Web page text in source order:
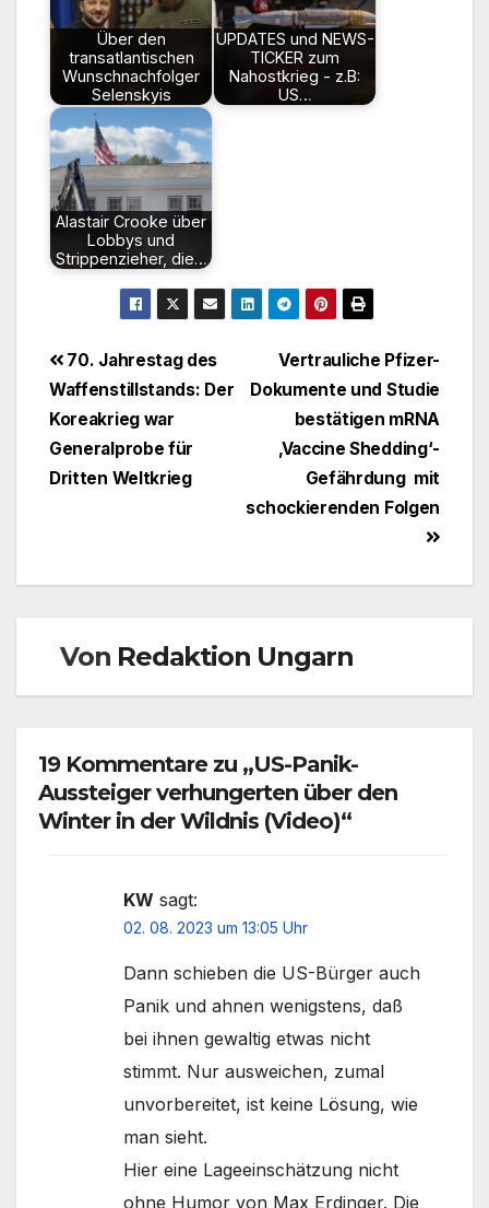
Über den
transatlantischen
Wunschnachfolger
Selenskyis
UPDATES und NEWS-
TICKER zum
Nahostkrieg - z.B:
US…
Alastair Crooke über
Lobbys und
Strippenzieher, die…
Beitragsnavigation
Vertrauliche Pfizer-
Dokumente und Studie
bestätigen mRNA
‚Vaccine Shedding‘-
Gefährdung mit
schockierenden Folgen
70. Jahrestag des
Waffenstillstands: Der
Koreakrieg war
Generalprobe für
Dritten Weltkrieg
Von Redaktion Ungarn
19 Kommentare zu „US-Panik-
Aussteiger verhungerten über den
Winter in der Wildnis (Video)“
KW sagt:
02. 08. 2023 um 13:05 Uhr
Dann schieben die US-Bürger auch
Panik und ahnen wenigstens, daß
bei ihnen gewaltig etwas nicht
stimmt. Nur ausweichen, zumal
unvorbereitet, ist keine Lösung, wie
man sieht.
Hier eine Lageeinschätzung nicht
ohne Humor von Max Erdinger. Die